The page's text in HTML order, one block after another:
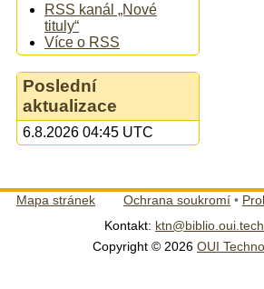
RSS kanál „Nové
tituly“
Více o RSS
Poslední
aktualizace
6.8.2026 04:45 UTC
Mapa stránek Ochrana soukromí •
Kontakt:
Copyright © 2026 OUI